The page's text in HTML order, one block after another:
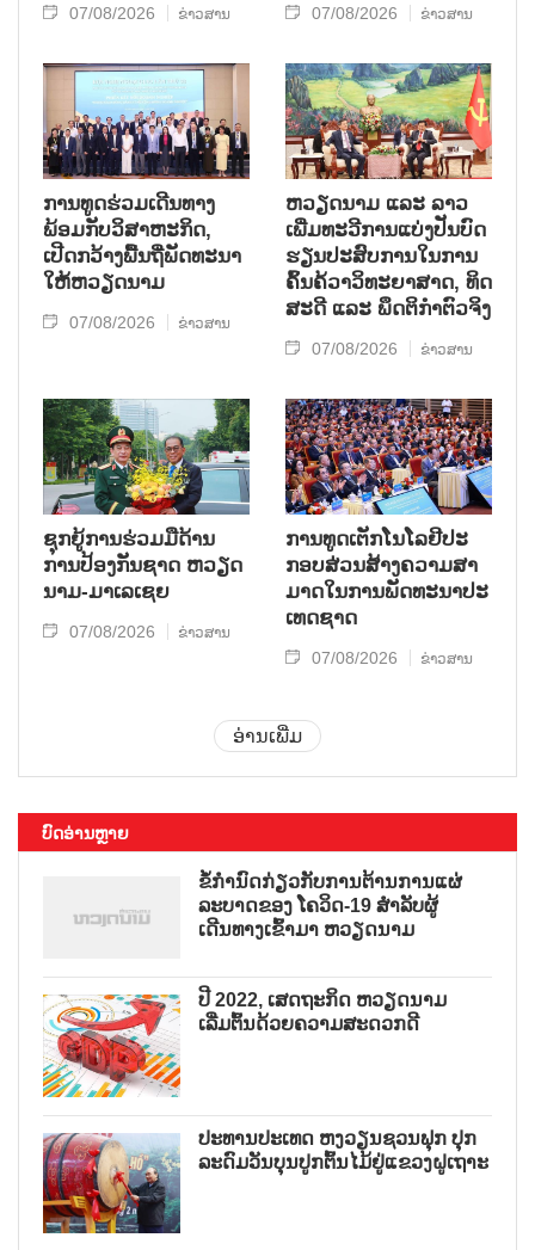
07/08/2026 ຂ່າວສານ 07/08/2026 ຂ່າວສານ
ການ​ທູດ​ຮ່ວມ​ເດີນ​ທາງ​
ພ້ອມກັບ​ວິ​ສາ​ຫະ​ກ​ິດ,
ເປີດກວ້າງ​ພື້ນ​ຖີ່​ພັດ​ທະ​ນາ​
ໃຫ້​ຫວຽດ​ນາມ
07/08/2026 ຂ່າວສານ
ຫວຽດ​ນາມ ແລະ ລາວ​
ເພີ່ມ​ທະ​ວີ​ການ​ແບ່​ງ​ປັນ​ບົດ​
ຮຽນ​ປະ​ສົບ​ການ​ໃນ​ການ​
ຄົ້ນ​ຄ້​ວາ​ວິ​ທະ​ຍາ​ສາດ, ທິດ​
ສະ​ດີ ແລະ ພຶດ​ຕິ​ກຳຕົວ​ຈິງ
07/08/2026 ຂ່າວສານ
ຊຸກ​ຍູ້​ການ​ຮ່ວມ​ມື​ດ້ານ​
ການ​ປ້ອງ​ກັນ​ຊາດ ຫວຽດ​
ນາມ-ມາ​ເລ​ເຊຍ
07/08/2026 ຂ່າວສານ
ການ​ທູດ​ເຕັກ​ໂນ​ໂລ​ຢີ​ປະ​
ກອບ​ສ່ວນ​ສ້າງ​ຄວາມ​ສາ​
ມາດ​ໃນ​ການ​ພັດ​ທະ​ນາ​ປະ​
ເທດ​ຊາດ
07/08/2026 ຂ່າວສານ
ອ່ານເພີ່ມ
ບົດອ່ານຫຼາຍ
ຂໍ້ກຳນົດກ່ຽວກັບການຕ້ານການແຜ່
ລະບາດຂອງ ໂຄວິດ-19 ສຳລັບຜູ້
ເດີນທາງເຂົ້າມາ ຫວຽດນາມ
ປີ 2022, ເສດຖະກິດ ຫວຽດນາມ
ເລີ່ມຕົ້ນດ້ວຍຄວາມສະດວກດີ
ປະທານປະເທດ ຫງວຽນຊວນຟຸກ ປຸກ
ລະດົມວັນບຸນປູກຕົ້ນໄມ້ຢູ່ແຂວງຝູເຖາະ